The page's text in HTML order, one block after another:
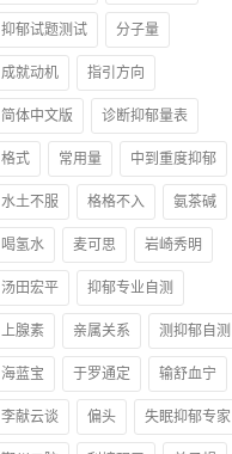
抑郁试题测试 分子量
成就动机 指引方向
简体中文版 诊断抑郁量表
格式 常用量 中到重度抑郁
水土不服 格格不入 氨茶碱
喝氢水 麦可思 岩崎秀明
汤田宏平 抑郁专业自测
上腺素 亲属关系 测抑郁自测
海蓝宝 于罗通定 输舒血宁
李献云谈 偏头 失眠抑郁专家